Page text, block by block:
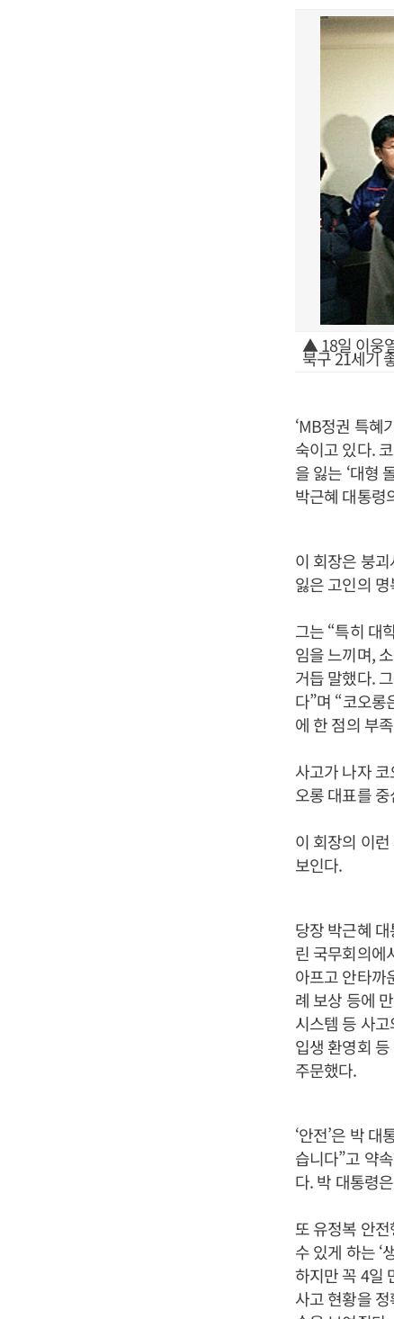
▲ 18일 이웅
북구 21세기
‘MB정권 특혜
숙이고 있다.
을 잃는 ‘대형
박근혜 대통령
이 회장은 붕
잃은 고인의
그는 “특히 대
임을 느끼며,
거듭 말했다.
다”며 “코오롱
에 한 점의 부
사고가 나자
오롱 대표를
이 회장의 이
보인다.
당장 박근혜
린 국무회의에
아프고 안타까
례 보상 등에
시스템 등 사
입생 환영회
주문했다.
‘안전’은 박
습니다”고 약
다. 박 대통령
또 유정복 안
수 있게 하는 ‘
하지만 꼭 4일
사고 현황을